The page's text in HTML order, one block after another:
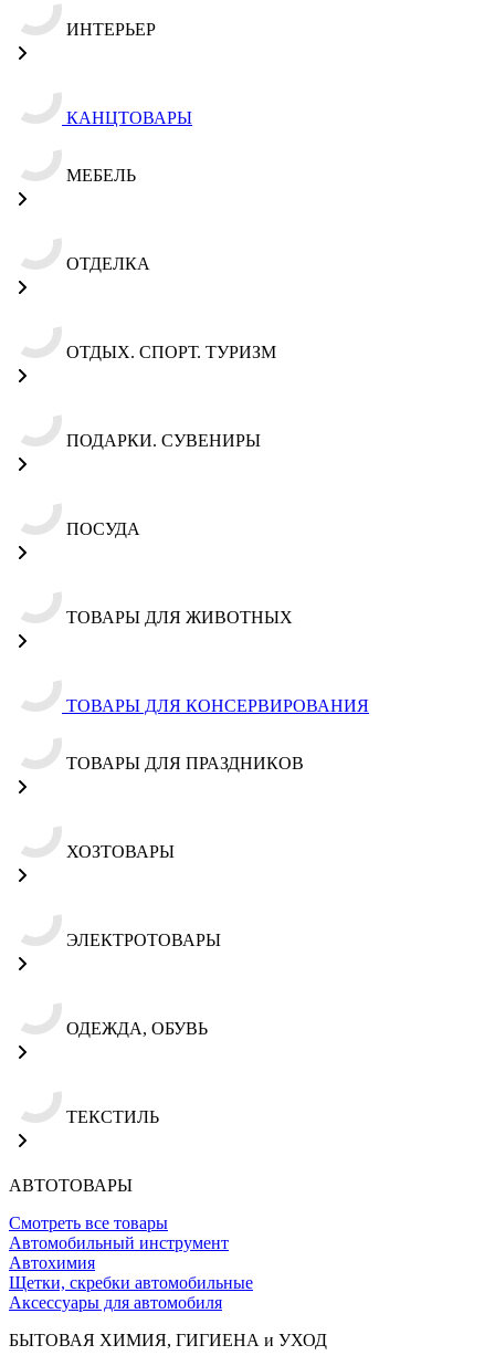
ИНТЕРЬЕР
КАНЦТОВАРЫ
МЕБЕЛЬ
ОТДЕЛКА
ОТДЫХ. СПОРТ. ТУРИЗМ
ПОДАРКИ. СУВЕНИРЫ
ПОСУДА
ТОВАРЫ ДЛЯ ЖИВОТНЫХ
ТОВАРЫ ДЛЯ КОНСЕРВИРОВАНИЯ
ТОВАРЫ ДЛЯ ПРАЗДНИКОВ
ХОЗТОВАРЫ
ЭЛЕКТРОТОВАРЫ
ОДЕЖДА, ОБУВЬ
ТЕКСТИЛЬ
АВТОТОВАРЫ
Смотреть все товары
Автомобильный инструмент
Автохимия
Щетки, скребки автомобильные
Аксессуары для автомобиля
БЫТОВАЯ ХИМИЯ, ГИГИЕНА и УХОД